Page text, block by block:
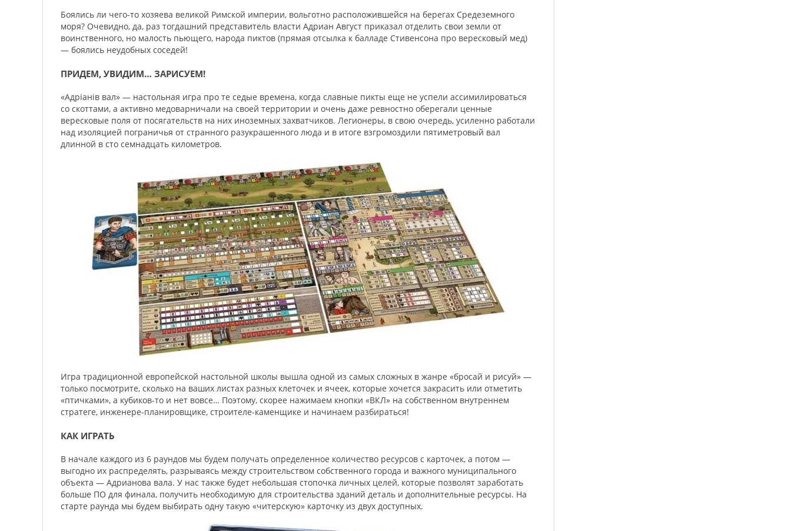
Боялись ли чего-то хозяева великой Римской империи, вольготно расположившейся на берегах Средеземного
моря? Очевидно, да, раз тогдашний представитель власти Адриан Август приказал отделить свои земли от
воинственного, но малость пьющего, народа пиктов (прямая отсылка к балладе Стивенсона про вересковый мед)
— боялись неудобных соседей!
ПРИДЕМ, УВИДИМ… ЗАРИСУЕМ!
«Адріанів вал» — настольная игра про те седые времена, когда славные пикты еще не успели ассимилироваться
со скоттами, а активно медоварничали на своей территории и очень даже ревностно оберегали ценные
вересковые поля от посягательств на них иноземных захватчиков. Легионеры, в свою очередь, усиленно работали
над изоляцией пограничья от странного разукрашенного люда и в итоге взгромоздили пятиметровый вал
длинной в сто семнадцать километров.
Игра традиционной европейской настольной школы вышла одной из самых сложных в жанре «бросай и рисуй» —
только посмотрите, сколько на ваших листах разных клеточек и ячеек, которые хочется закрасить или отметить
«птичками», а кубиков-то и нет вовсе… Поэтому, скорее нажимаем кнопки «ВКЛ» на собственном внутреннем
стратеге, инженере-планировщике, строителе-каменщике и начинаем разбираться!
КАК ИГРАТЬ
В начале каждого из 6 раундов мы будем получать определенное количество ресурсов с карточек, а потом —
выгодно их распределять, разрываясь между строительством собственного города и важного муниципального
объекта — Адрианова вала. У нас также будет небольшая стопочка личных целей, которые позволят заработать
больше ПО для финала, получить необходимую для строительства зданий деталь и дополнительные ресурсы. На
старте раунда мы будем выбирать одну такую «читерскую» карточку из двух доступных.